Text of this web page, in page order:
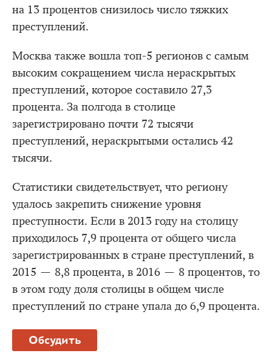
на 13 процентов снизилось число тяжких
преступлений.
Москва также вошла топ-5 регионов с самым
высоким сокращением числа нераскрытых
преступлений, которое составило 27,3
процента. За полгода в столице
зарегистрировано почти 72 тысячи
преступлений, нераскрытыми остались 42
тысячи.
Статистики свидетельствует, что региону
удалось закрепить снижение уровня
преступности. Если в 2013 году на столицу
приходилось 7,9 процента от общего числа
зарегистрированных в стране преступлений, в
2015 — 8,8 процента, в 2016 — 8 процентов, то
в этом году доля столицы в общем числе
преступлений по стране упала до 6,9 процента.
Обсудить